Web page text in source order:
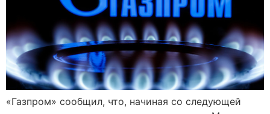
«Газпром» сообщил, что, начиная со следующей